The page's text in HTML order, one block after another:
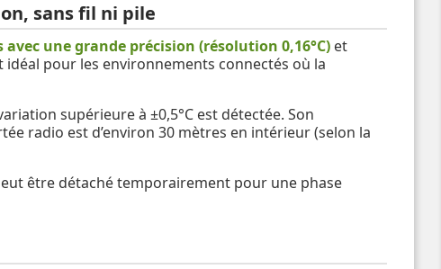
sans fil ni pile
une grande précision (résolution 0,16°C)et
pour les environnements connectés où la
supérieure à ±0,5°C est détectée. Son
radio est d’environ 30 mètres en intérieur (selon la
être détaché temporairement pour une phase